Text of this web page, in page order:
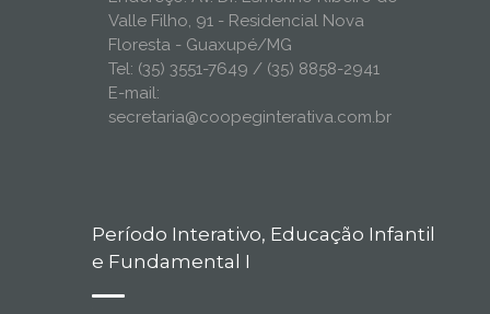
Valle Filho, 91 - Residencial Nova
Floresta - Guaxupé/MG
Tel: (35) 3551-7649 / (35) 8858-2941
E-mail:
secretaria@coopeginterativa.com.br
Período Interativo, Educação Infantil
e Fundamental I